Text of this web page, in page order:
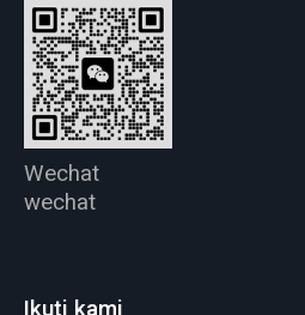
Wechat
wechat